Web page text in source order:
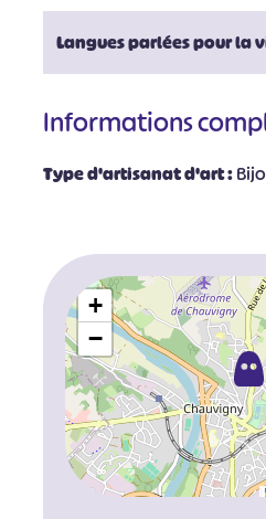
Langues parlées pour la
Informations
Type d'artisanat d'art :
+
−